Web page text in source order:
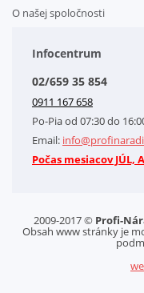
O našej spoločnosti
Obchodné podmienky
Kontakt
Letáky na stiahnutie
GDPR-Informácie o
Cookies
Infocentrum
02/659 35 854
0911 167 658
Po-Pia od 07:30 do
Email:
Počas mesiacov JÚL,
2009-2017 © Profi-
Obsah www stránky je